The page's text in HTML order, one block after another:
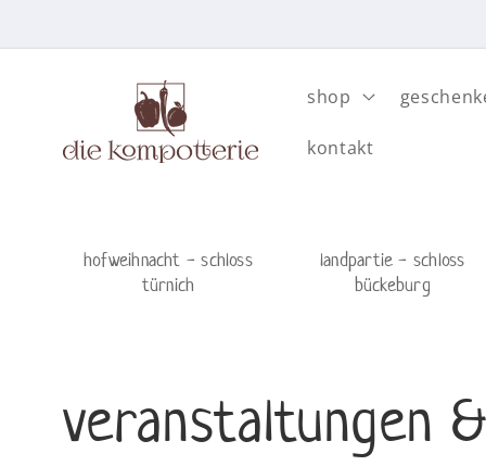
Inhalt
shop
kontakt
hofweihnacht - schloss
türnich
landpartie - schloss
bückeburg
veranstaltungen